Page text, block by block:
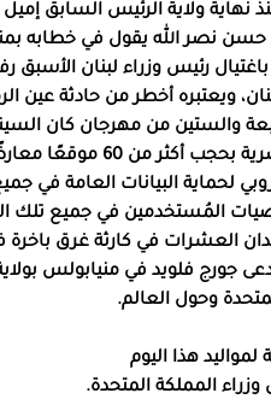
ولاية الرئيس السابق إميل
حسن نصر الله يقول في خطابه
باغتيال رئيس وزراء لبنان الأسبق
ويعتبره أخطر من حادثة عين
لحماية البيانات العامة
المُستخدمين في جميع تلك
جورج فلويد في منيابولس
وحول العالم.
لمواليد هذا اليوم